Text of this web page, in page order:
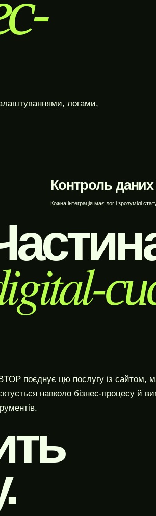
логами,
Контроль даних
Кожна інтеграція має лог і зрозумілі
поєднує цю послугу із сайтом,
навколо бізнес-процесу й